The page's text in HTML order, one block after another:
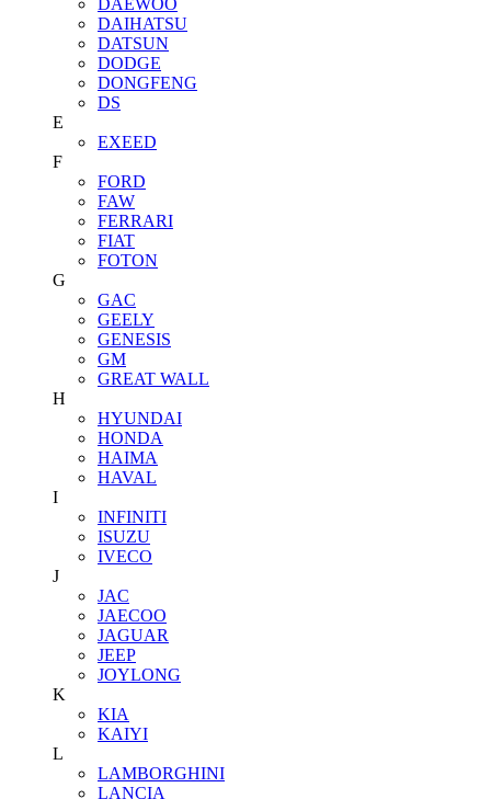
DAIHATSU
DATSUN
DODGE
DONGFENG
DS
E
EXEED
F
FORD
FAW
FERRARI
FIAT
FOTON
G
GAC
GEELY
GENESIS
GM
GREAT WALL
H
HYUNDAI
HONDA
HAIMA
HAVAL
I
INFINITI
ISUZU
IVECO
J
JAC
JAECOO
JAGUAR
JEEP
JOYLONG
K
KIA
KAIYI
L
LAMBORGHINI
LANCIA